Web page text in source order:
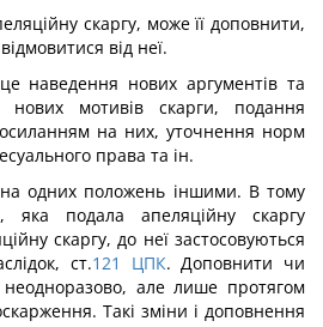
скаргу, може її доповнити,
від неї.
наведення нових аргументів та
нових мотивів скарги, подання
на них, уточнення норм
права та ін.
одних положень іншими. В тому
яка подала апеляційну скаргу
скаргу, до неї застосовуються
ст.121 ЦПК. Доповнити чи
але лише протягом
Такі зміни і доповнення